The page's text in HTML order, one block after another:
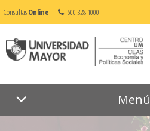
ConsultasOnline 600 328 1000
Menú